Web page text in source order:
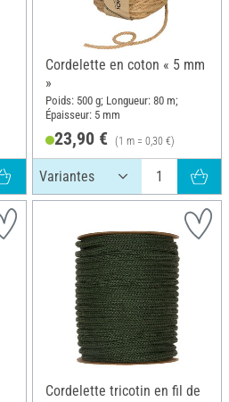
Cordelette en coton « 5 mm
»
Poids: 500 g; Longueur: 80 m;
Épaisseur: 5 mm
23,90 € (1 m = 0,30 €)
Cordelette tricotin en fil de